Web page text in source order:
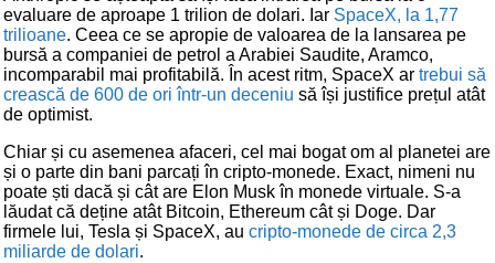
evaluare de aproape 1 trilion de dolari. Iar SpaceX, la 1,77
trilioane. Ceea ce se apropie de valoarea de la lansarea pe
bursă a companiei de petrol a Arabiei Saudite, Aramco,
incomparabil mai profitabilă. În acest ritm, SpaceX ar trebui să
crească de 600 de ori într-un deceniu să își justifice prețul atât
de optimist.
Chiar și cu asemenea afaceri, cel mai bogat om al planetei are
și o parte din bani parcați în cripto-monede. Exact, nimeni nu
poate ști dacă și cât are Elon Musk în monede virtuale. S-a
lăudat că deține atât Bitcoin, Ethereum cât și Doge. Dar
firmele lui, Tesla și SpaceX, au cripto-monede de circa 2,3
miliarde de dolari.